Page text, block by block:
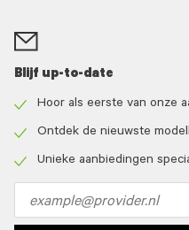
Blijf up-to-date
icon
Hoor als eerste van onze
icon
Ontdek de nieuwste
Unieke aanbiedingen
address